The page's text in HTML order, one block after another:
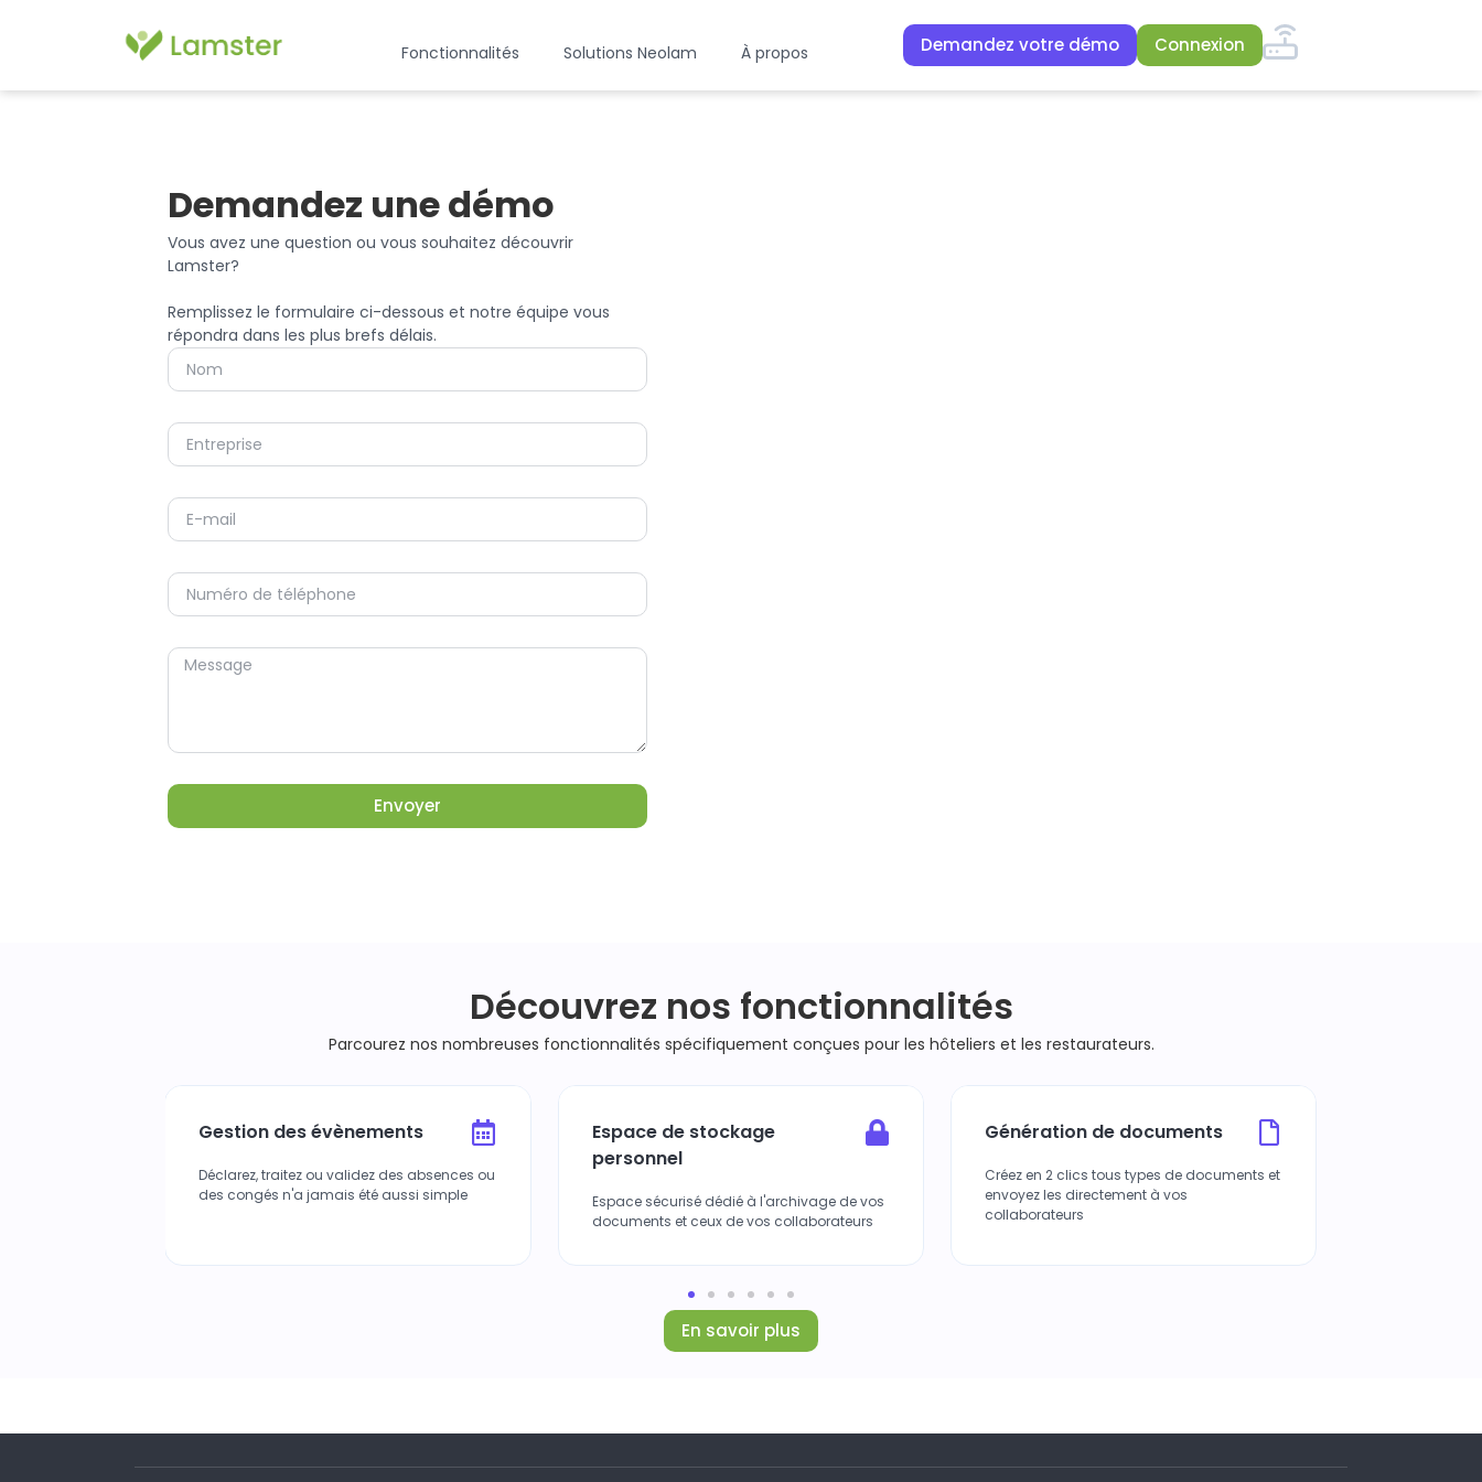
Fonctionnalités Solutions Neolam À propos Demandez votre démo Connexion
Demandez une démo
Vous avez une question ou vous souhaitez découvrir
Lamster?
Remplissez le formulaire ci-dessous et notre équipe vous
répondra dans les plus brefs délais.
Envoyer
Découvrez nos fonctionnalités
Parcourez nos nombreuses fonctionnalités spécifiquement conçues pour les hôteliers et les restaurateurs.
Gestion des évènements
Déclarez, traitez ou validez des absences ou
des congés n'a jamais été aussi simple
Espace de stockage
personnel
Espace sécurisé dédié à l'archivage de vos
documents et ceux de vos collaborateurs
Génération de documents
Créez en 2 clics tous types de documents et
envoyez les directement à vos
collaborateurs
En savoir plus